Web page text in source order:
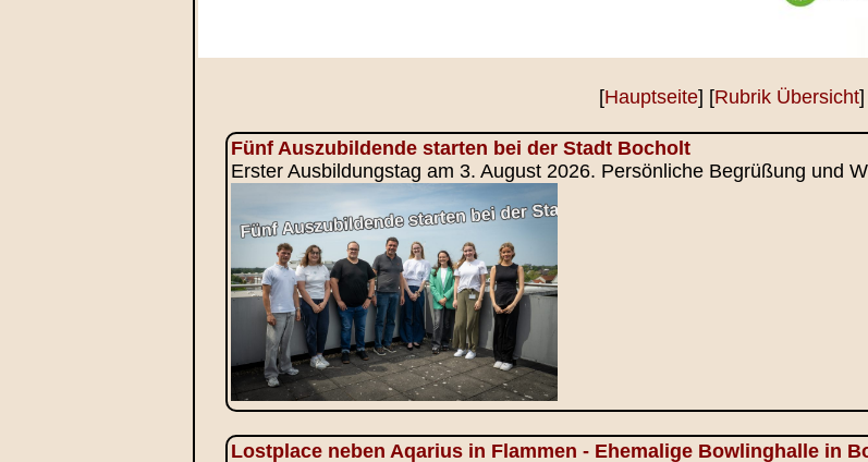
[Hauptseite] [Rubrik Übersicht]
Fünf Auszubildende starten bei der Stadt Bocholt
Erster Ausbildungstag am 3. August 2026. Persönliche Begrüßung und
Lostplace neben Aqarius in Flammen - Ehemalige Bowlinghalle in